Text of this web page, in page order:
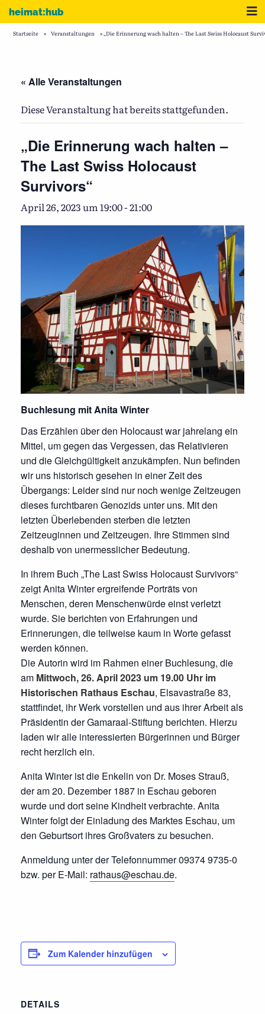
Zum Inhalt
heimat:hub
Startseite » Veranstaltungen »„Die Erinnerung wach halten – The Last Swiss Holocaust
« Alle Veranstaltungen
Diese Veranstaltung hat bereits stattgefunden.
„Die Erinnerung wach halten –
The Last Swiss Holocaust
Survivors“
April 26, 2023 um 19:00-21:00
Buchlesung mit Anita Winter
Das Erzählen über den Holocaust war jahrelang ein
Mittel, um gegen das Vergessen, das Relativieren
und die Gleichgültigkeit anzukämpfen. Nun befinden
wir uns historisch gesehen in einer Zeit des
Übergangs: Leider sind nur noch wenige Zeitzeugen
dieses furchtbaren Genozids unter uns. Mit den
letzten Überlebenden sterben die letzten
Zeitzeuginnen und Zeitzeugen. Ihre Stimmen sind
deshalb von unermesslicher Bedeutung.
In ihrem Buch „The Last Swiss Holocaust Survivors“
zeigt Anita Winter ergreifende Porträts von
Menschen, deren Menschenwürde einst verletzt
wurde. Sie berichten von Erfahrungen und
Erinnerungen, die teilweise kaum in Worte gefasst
werden können.
Die Autorin wird im Rahmen einer Buchlesung, die
am Mittwoch, 26. April 2023 um 19.00 Uhr im
Historischen Rathaus Eschau, Elsavastraße 83,
stattfindet, ihr Werk vorstellen und aus ihrer Arbeit als
Präsidentin der Gamaraal-Stiftung berichten. Hierzu
laden wir alle interessierten Bürgerinnen und Bürger
recht herzlich ein.
Anita Winter ist die Enkelin von Dr. Moses Strauß,
der am 20. Dezember 1887 in Eschau geboren
wurde und dort seine Kindheit verbrachte. Anita
Winter folgt der Einladung des Marktes Eschau, um
den Geburtsort ihres Großvaters zu besuchen.
Anmeldung unter der Telefonnummer 09374 9735-0
bzw. per E-Mail: rathaus@eschau.de.
Zum Kalender hinzufügen
DETAILS